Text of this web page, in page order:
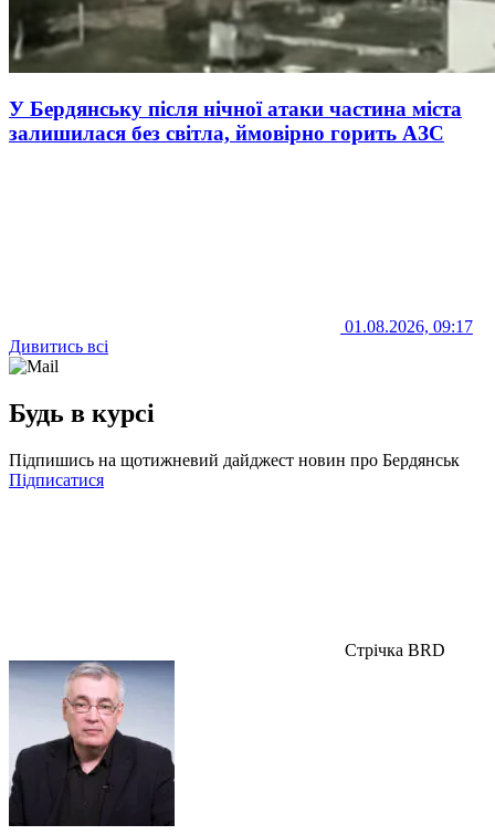
У Бердянську після нічної атаки частина міста
залишилася без світла, ймовірно горить АЗС
01.08.2026, 09:17
Дивитись всі
Будь в курсі
Підпишись на щотижневий дайджест новин про Бердянськ
Підписатися
Стрічка BRD